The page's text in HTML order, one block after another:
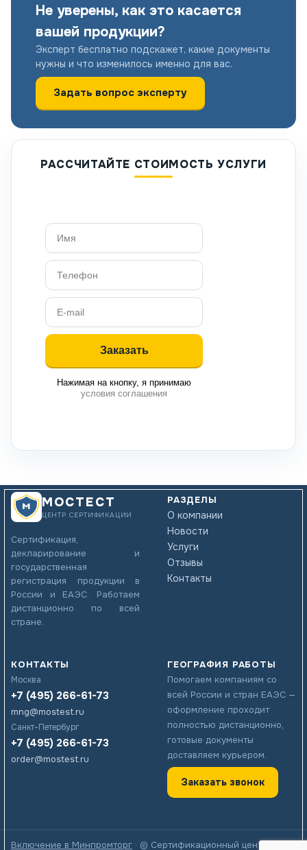
Не уверены, как это касается
вашей продукции?
Эксперт бесплатно подскажет, какие документы
нужны и что изменилось именно для вас.
Задать вопрос эксперту
РАССЧИТАЙТЕ СТОИМОСТЬ УСЛУГИ
Нажимая на кнопку, я принимаю
условия соглашения
МОСТЕСТ
ЦЕНТР СЕРТИФИКАЦИИ
Сертификация,
декларирование и
государственная
регистрация продукции в
России и ЕАЭС. Работаем
дистанционно по всей
стране.
РАЗДЕЛЫ
О компании
Новости
Услуги
Отзывы
Контакты
КОНТАКТЫ
Москва
+7 (495) 266-61-73
mng@mostest.ru
Санкт-Петербург
+7 (495) 266-61-73
order@mostest.ru
ГЕОГРАФИЯ РАБОТЫ
Помогаем компаниям со
всей России и стран ЕАЭС —
оформление проходит
полностью дистанционно,
готовые документы
доставляем курьером.
Заказать звонок
Включение в Минпромторг · © Сертификационный центр